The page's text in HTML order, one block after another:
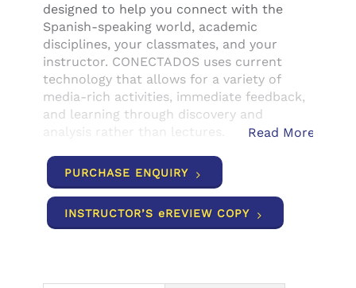
designed to help you connect with the
Spanish-speaking world, academic
disciplines, your classmates, and your
instructor. CONECTADOS uses current
technology that allows for a variety of
media-rich activities, immediate feedback,
and learning through discovery and
analysis rather than lectures.
Read More
PURCHASE ENQUIRY
INSTRUCTOR’S eREVIEW COPY